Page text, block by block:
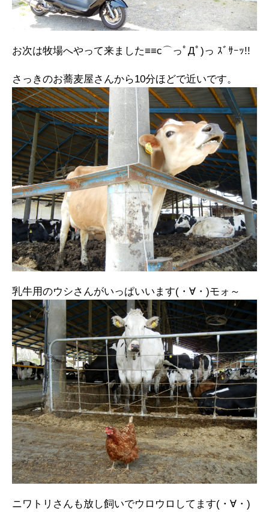
お次は牧場へやって来ました≡≡c⌒っﾟДﾟ)っ ｽﾞｻｰｯ!!
さっきのお蕎麦屋さんから10分ほどで近いです。
乳牛用のウシさんがいっぱいいます(・∀・)モォ～
ニワトリさんも放し飼いでウロウロしてます(・∀・)